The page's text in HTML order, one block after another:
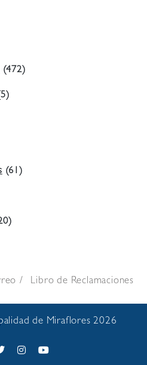
(472)
(61)
Libro de Reclamaciones
de Miraflores 2026